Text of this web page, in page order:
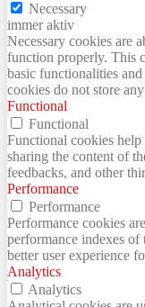
Necessary
immer aktiv
Necessary cookies are
function properly. This
basic functionalities
cookies do not store
Functional
Functional
Functional cookies
sharing the content of
feedbacks, and other
Performance
Performance
Performance cookies
performance indexes
better user experience
Analytics
Analytics